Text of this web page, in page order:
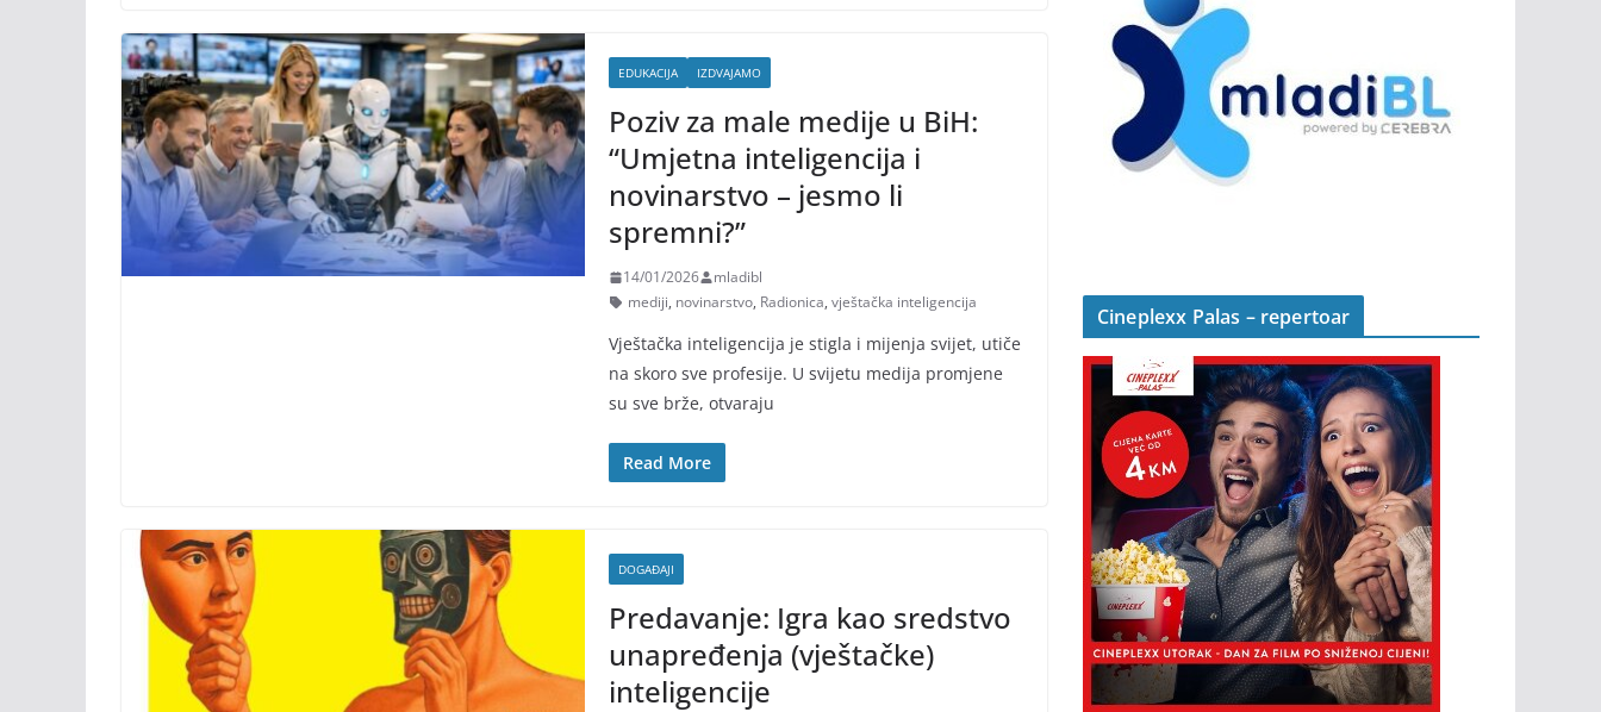
EDUKACIJA IZDVAJAMO
Poziv za male medije u BiH:
“Umjetna inteligencija i
novinarstvo – jesmo li
spremni?”
14/01/2026
mladibl
mediji, novinarstvo, Radionica, vještačka inteligencija
Vještačka inteligencija je stigla i mijenja svijet, utiče
na skoro sve profesije. U svijetu medija promjene
su sve brže, otvaraju
Read More
DOGAĐAJI
Predavanje: Igra kao sredstvo
unapređenja (vještačke)
inteligencije
Cineplexx Palas – repertoar